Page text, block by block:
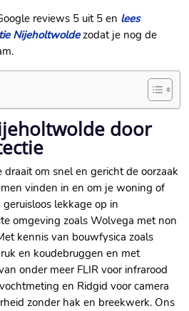
reviews 5 uit 5 en lees
Nijeholtwoldezodat je nog de
door
om snel en gericht de oorzaak
vinden in en om je woning of
lekkage op in
omgeving zoals Wolvega met non
kennis van bouwfysica zoals
en koudebruggen en met
onder meer FLIR voor infrarood
en Ridgid voor camera
zonder hak en breekwerk. Ons